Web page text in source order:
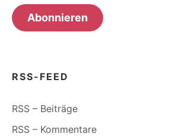
Adresse
Abonnieren
RSS-FEED
RSS – Beiträge
RSS – Kommentare